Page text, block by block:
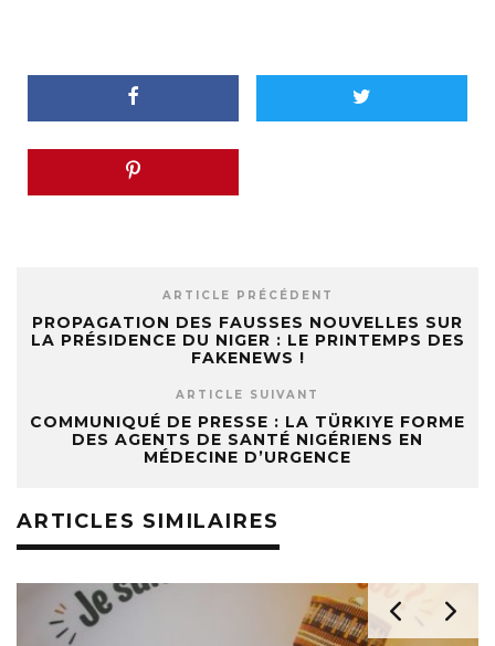
ARTICLE PRÉCÉDENT
PROPAGATION DES FAUSSES NOUVELLES SUR
LA PRÉSIDENCE DU NIGER : LE PRINTEMPS DES
FAKENEWS !
ARTICLE SUIVANT
COMMUNIQUÉ DE PRESSE : LA TÜRKIYE FORME
DES AGENTS DE SANTÉ NIGÉRIENS EN
MÉDECINE D’URGENCE
ARTICLES SIMILAIRES